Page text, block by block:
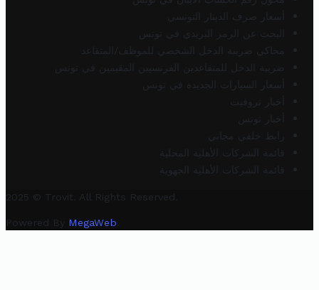
أسعار صرف الدينار التونسي
البحث عن الرمز البريدي في تونس
محاكي ضريبة الدخل الشخصي للموظف/المتقاعد
ضريبة الدخل للمتقاعدين الفرنسيين المقيمين في تونس
أسعار السيارات الجديدة في تونس
أخبار تروفيت
أخبار تونس
رابط خلفي مجاني
قائمة الشركات الأهلية المحلية
قائمة الشركات الأهلية الجهوية
2025 © Trovit. All Rights Reserved.
Powered By MegaWeb